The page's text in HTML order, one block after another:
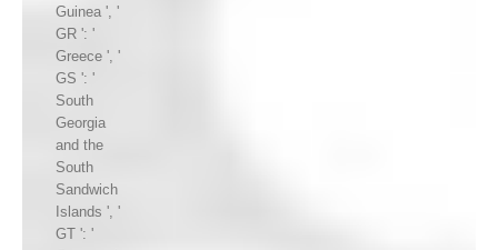
Guinea ', '
GR ': '
Greece ', '
GS ': '
South
Georgia
and the
South
Sandwich
Islands ', '
GT ': '